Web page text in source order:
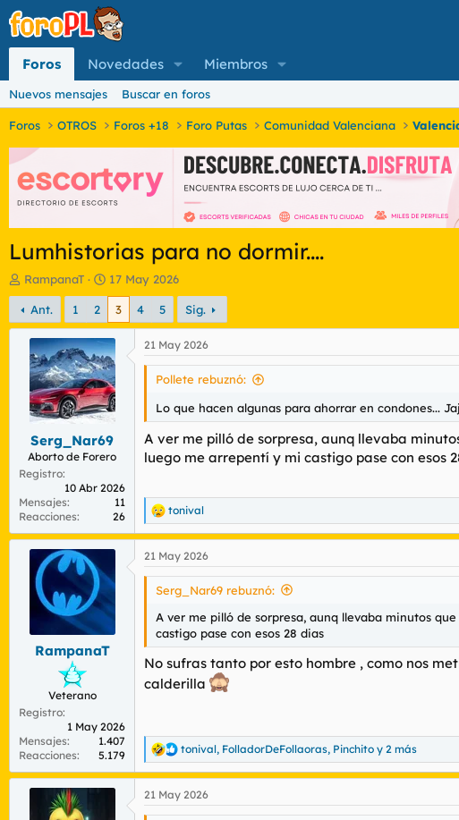
Foros Novedades Miembros
Nuevos mensajes Buscar en foros
Foros OTROS Foros +18 Foro Putas Comunidad Valenciana
Lumhistorias para no dormir....
I
n
i
c
a
d
o
d
t
m
a
RampanaT
F
e
h
a
d
e
i
n
c
i
17 May 2026
Ant. 1 2 3 4 5 Sig.
Serg_Nar69
Aborto de Forero
Registro
10 Abr 2026
Mensajes
11
Reacciones
26
21 May 2026
Pollete rebuznó:
Lo que hacen algunas para ahorrar en condones...
A ver me pilló de sorpresa, aunq llevaba
luego me arrepentí y mi castigo pase con esos
R
e
a
c
c
e
s
:
tonival
RampanaT
Veterano
Registro
1 May 2026
Mensajes
1.407
Reacciones
5.179
21 May 2026
Serg_Nar69 rebuznó:
A ver me pilló de sorpresa, aunq llevaba minutos
castigo pase con esos 28 dias
No sufras tanto por esto hombre , como nos
calderilla
R
e
a
c
c
tonival, FolladorDeFollaoras, Pinchito y 2 más
21 May 2026